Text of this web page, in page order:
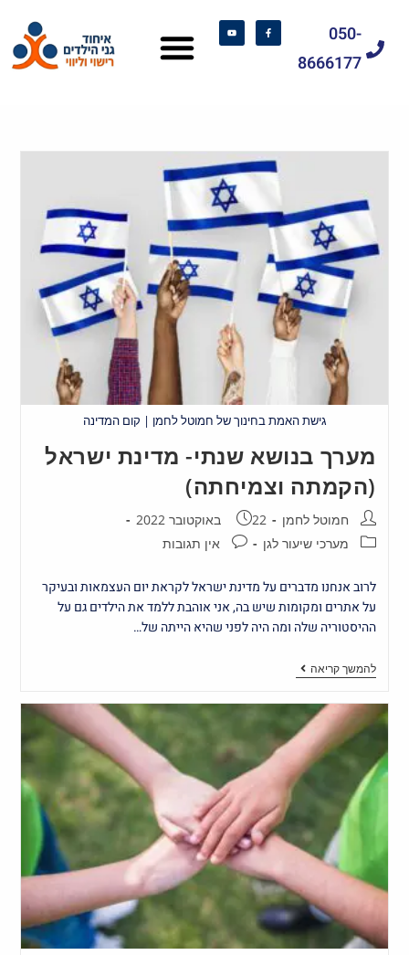
050-
8666177
גישת האמת בחינוך של חמוטל לחמן | קום המדינה
מערך בנושא שנתי- מדינת ישראל
(הקמתה וצמיחתה)
חמוטל לחמן
22 באוקטובר 2022
מערכי שיעור לגן
אין תגובות
לרוב אנחנו מדברים על מדינת ישראל לקראת יום העצמאות ובעיקר
על אתרים ומקומות שיש בה, אני אוהבת ללמד את הילדים גם על
ההיסטוריה שלה ומה היה לפני שהיא הייתה של…
להמשך קריאה